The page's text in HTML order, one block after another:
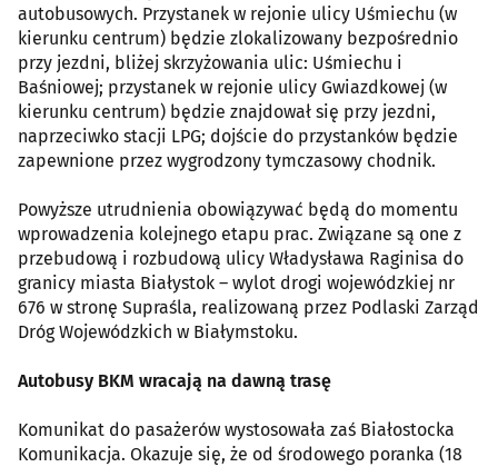
autobusowych. Przystanek w rejonie ulicy Uśmiechu (w
kierunku centrum) będzie zlokalizowany bezpośrednio
przy jezdni, bliżej skrzyżowania ulic: Uśmiechu i
Baśniowej; przystanek w rejonie ulicy Gwiazdkowej (w
kierunku centrum) będzie znajdował się przy jezdni,
naprzeciwko stacji LPG; dojście do przystanków będzie
zapewnione przez wygrodzony tymczasowy chodnik.
Powyższe utrudnienia obowiązywać będą do momentu
wprowadzenia kolejnego etapu prac. Związane są one z
przebudową i rozbudową ulicy Władysława Raginisa do
granicy miasta Białystok – wylot drogi wojewódzkiej nr
676 w stronę Supraśla, realizowaną przez Podlaski Zarząd
Dróg Wojewódzkich w Białymstoku.
Autobusy BKM wracają na dawną trasę
Komunikat do pasażerów wystosowała zaś Białostocka
Komunikacja. Okazuje się, że od środowego poranka (18